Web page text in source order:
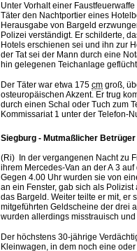
Unter Vorhalt einer
Täter den Nachtportier eines
Herausgabe von Bargeld
Polizei verständigt. Er schilderte,
Hotels erschienen sei und ihn zur
der Tat sei der Mann durch eine
hin gelegenen Teichanlage
Der Täter war etwa 175 cm groß,
osteuropäischen Akzent. Er trug
durch einen Schal oder Tuch zum
Kommissariat 1 unter der Telefon-
Siegburg - Mutmaßlicher
(Ri) In der vergangenen Nacht zu
ihrem Mercedes-Van an der A 3
Gegen 4.00 Uhr wurden sie von
an ein Fenster, gab sich als
das Bargeld. Weiter teilte er mit, er
mitgeführten Geldscheine der drei
wurden allerdings misstrauisch
Der höchstens 30-jährige
Kleinwagen, in dem noch eine